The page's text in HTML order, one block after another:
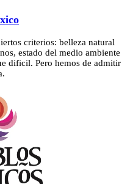
criterios: belleza natural
estado del medio ambiente
dificil. Pero hemos de admitir